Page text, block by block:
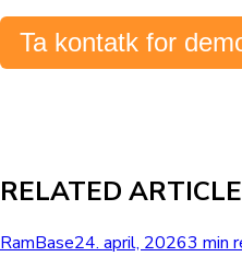
Ta kontatk for
RELATED
RamBase24. april, 20263 min